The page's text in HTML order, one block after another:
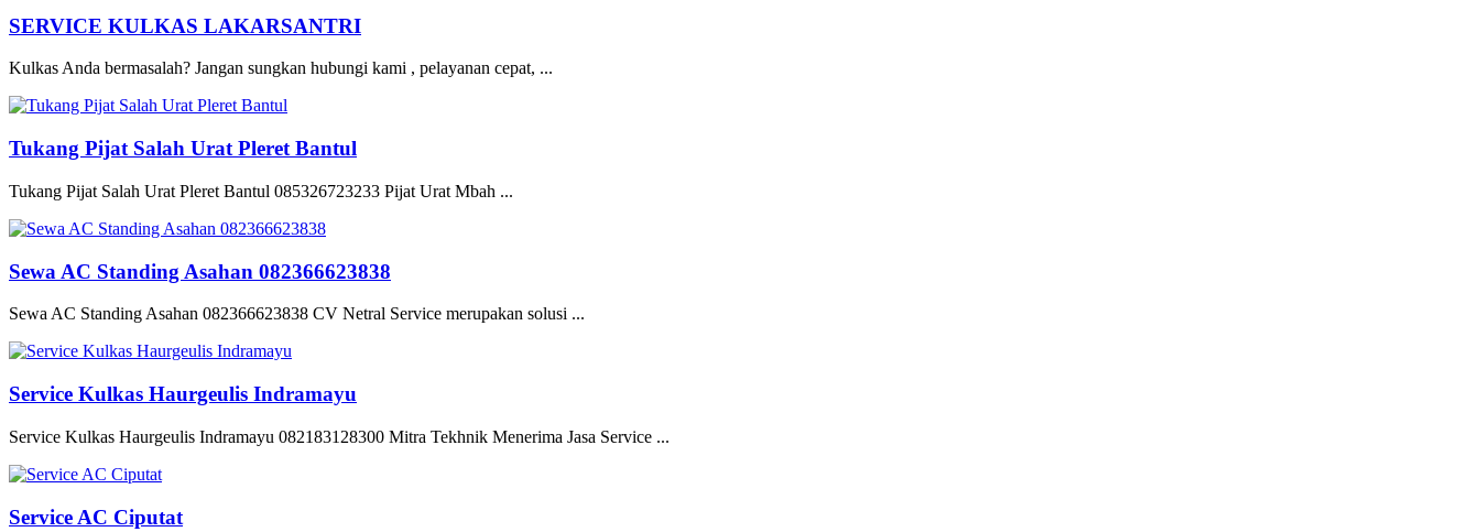
SERVICE KULKAS LAKARSANTRI
Kulkas Anda bermasalah? Jangan sungkan hubungi kami , pelayanan cepat, ...
Tukang Pijat Salah Urat Pleret Bantul
Tukang Pijat Salah Urat Pleret Bantul 085326723233 Pijat Urat Mbah ...
Sewa AC Standing Asahan 082366623838
Sewa AC Standing Asahan 082366623838 CV Netral Service merupakan solusi ...
Service Kulkas Haurgeulis Indramayu
Service Kulkas Haurgeulis Indramayu 082183128300 Mitra Tekhnik Menerima Jasa Service ...
Service AC Ciputat